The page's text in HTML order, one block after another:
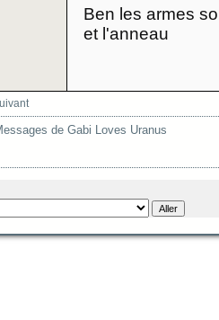
Ben les armes
et l'anneau
de Gabi Loves Uranus